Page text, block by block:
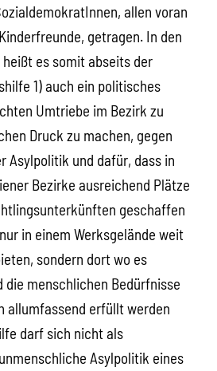
allen voran
getragen. In den
es somit abseits der
1) auch ein politisches
Umtriebe im Bezirk zu
Druck zu machen, gegen
Asylpolitik und dafür, dass in
Bezirke ausreichend Plätze
geschaffen
in einem Werksgelände weit
sondern dort wo es
menschlichen Bedürfnisse
allumfassend erfüllt werden
darf sich nicht als
Asylpolitik eines